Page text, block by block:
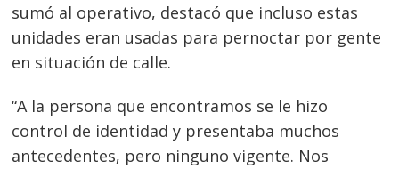
sumó al operativo, destacó que incluso estas
unidades eran usadas para pernoctar por gente
en situación de calle.
“A la persona que encontramos se le hizo
control de identidad y presentaba muchos
antecedentes, pero ninguno vigente. Nos